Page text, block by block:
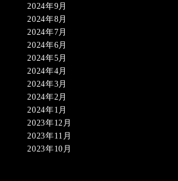
2024年9月
2024年8月
2024年7月
2024年6月
2024年5月
2024年4月
2024年3月
2024年2月
2024年1月
2023年12月
2023年11月
2023年10月